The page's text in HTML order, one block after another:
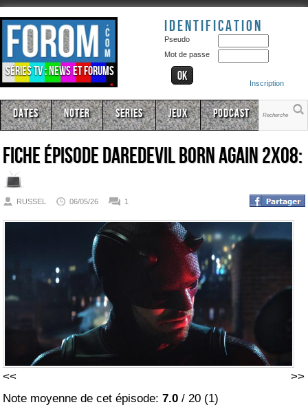
Séries TV : news et forums
Identification
Pseudo
Mot de passe
Inscription
Dates Noter Series Jeux Podcast
Fiche épisodeDaredevil Born Again 2x08:
RUSSEL 06/05/26 1
<<
>>
Note moyenne de cet épisode:7.0 / 20 (1)